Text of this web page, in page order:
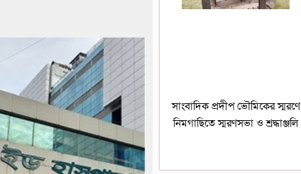
সাংবাদিক প্রদীপ ভৌমিকের স্মরণে
নিমগাছিতে স্মরণসভা ও শ্রদ্ধাঞ্জলি